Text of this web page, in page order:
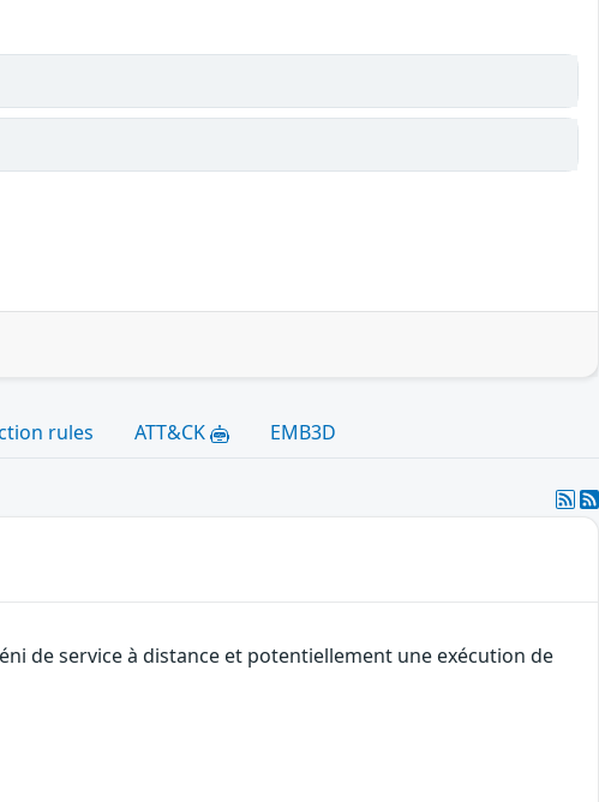
rules ATT&CK EMB3D
de service à distance et potentiellement une exécution de